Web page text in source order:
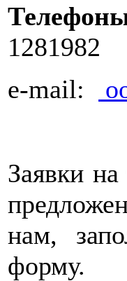
1281982
e-mail:
Заявки
нам,
форму.